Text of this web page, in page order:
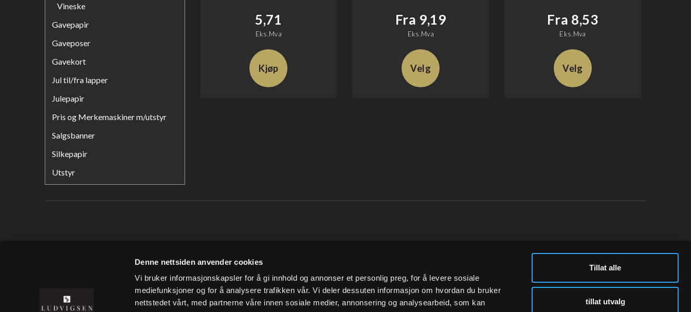
Denne nettsiden anvender cookies
Vi bruker informasjonskapsler for å gi innhold og annonser et personlig preg, for å levere sosiale
mediefunksjoner og for å analysere trafikken vår. Vi deler dessuten informasjon om hvordan du bruker
nettstedet vårt, med partnerne våre innen sosiale medier, annonsering og analysearbeid, som kan
Tillat alle
tillat utvalg
Vineske
Gavepapir
Gaveposer
Gavekort
Jul til/fra lapper
Julepapir
Pris og Merkemaskiner m/utstyr
Salgsbanner
Silkepapir
Utstyr
5,71
Eks.Mva
Kjøp
Fra 9,19
Eks.Mva
Velg
Fra 8,53
Eks.Mva
Velg
Wirgenes vei 15
3157 Barkåker
Handlekurv
Kundesenter
Vilkår og betingelser
Personvern
Vår miljøpolitikk
FØLG OSS
Instagram